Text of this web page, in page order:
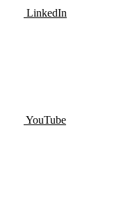
LinkedIn
YouTube